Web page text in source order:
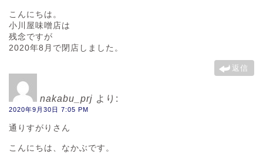
こんにちは。
小川屋味噌店は
残念ですが
2020年8月で閉店しました。
返信
nakabu_prj より:
2020年9月30日 7:05 PM
通りすがりさん
こんにちは、なかぶです。